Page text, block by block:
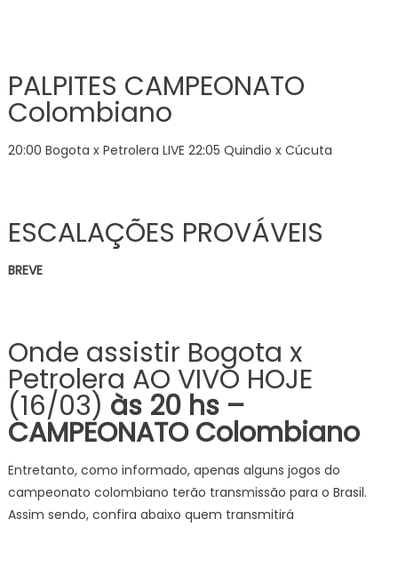
PALPITES CAMPEONATO
Colombiano
20:00 Bogota x Petrolera LIVE 22:05 Quindio x Cúcuta
ESCALAÇÕES PROVÁVEIS
BREVE
Onde assistir Bogota x
Petrolera AO VIVO HOJE
(16/03) às 20 hs –
CAMPEONATO Colombiano
Entretanto, como informado, apenas alguns jogos do
campeonato colombiano terão transmissão para o Brasil.
Assim sendo, confira abaixo quem transmitirá